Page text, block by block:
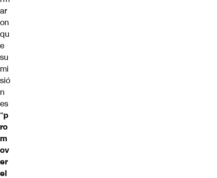
ar
on
qu
e
su
mi
sió
n
es
“p
ro
m
ov
er
el